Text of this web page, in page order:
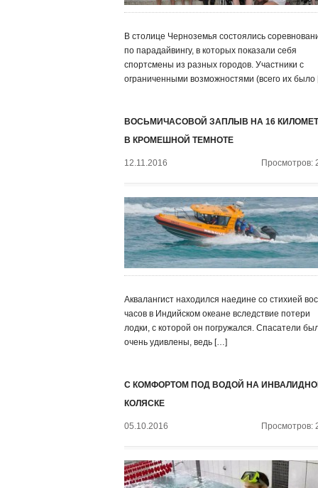
В столице Черноземья состоялись
по парадайвингу, в которых показали себя
спортсмены из разных городов. Участники с
ограниченными возможностями (всего их
ВОСЬМИЧАСОВОЙ ЗАПЛЫВ НА 16
В КРОМЕШНОЙ ТЕМНОТЕ
12.11.2016 Просмотров:
Аквалангист находился наедине со стихией
часов в Индийском океане вследствие потери
лодки, с которой он погружался. Спасатели
очень удивлены, ведь […]
С КОМФОРТОМ ПОД ВОДОЙ НА
КОЛЯСКЕ
05.10.2016 Просмотров: